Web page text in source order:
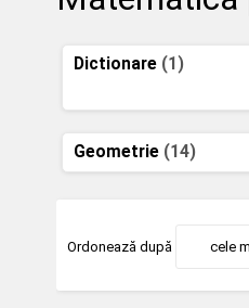
Dictionare (1)
Geometrie (14)
Ordonează după cele